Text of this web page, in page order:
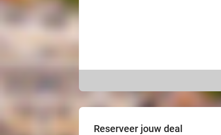
Reserveer jouw deal